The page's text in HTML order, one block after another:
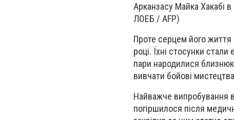
Арканзасу Майка Хакабі
ЛОЕБ / AFP)
Проте серцем його життя
році. Їхні стосунки
пари народилися
вивчати бойові
Найважче випробування
погіршилося після